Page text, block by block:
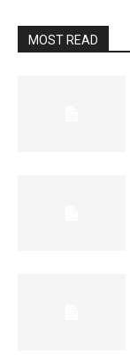
MOST READ